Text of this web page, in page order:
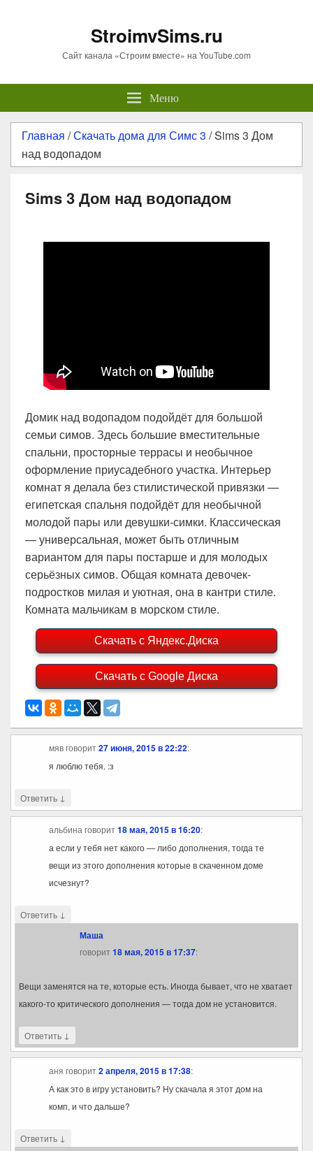
StroimvSims.ru
Сайт канала «Строим вместе» на YouTube.com
Меню
Главная /Скачать дома для Симс 3 /Sims 3 Дом
над водопадом
Sims 3 Дом над водопадом
Домик над водопадом подойдёт для большой
семьи симов. Здесь большие вместительные
спальни, просторные террасы и необычное
оформление приусадебного участка. Интерьер
комнат я делала без стилистической привязки —
египетская спальня подойдёт для необычной
молодой пары или девушки-симки. Классическая
— универсальная, может быть отличным
вариантом для пары постарше и для молодых
серьёзных симов. Общая комната девочек-
подростков милая и уютная, она в кантри стиле.
Комната мальчикам в морском стиле.
Скачать с Яндекс.Диска
Скачать с Google Диска
мявговорит27 июня, 2015 в 22:22:
я люблю тебя. :з
Ответить ↓
альбина говорит18 мая, 2015 в 16:20:
а если у тебя нет какого — либо дополнения, тогда те
вещи из этого дополнения которые в скаченном доме
исчезнут?
Ответить ↓
Маша
говорит18 мая, 2015 в 17:37:
Вещи заменятся на те, которые есть. Иногда бывает, что не хватает
какого-то критического дополнения — тогда дом не установится.
Ответить ↓
аня говорит2 апреля, 2015 в 17:38:
А как это в игру установить? Ну скачала я этот дом на
комп, и что дальше?
Ответить ↓